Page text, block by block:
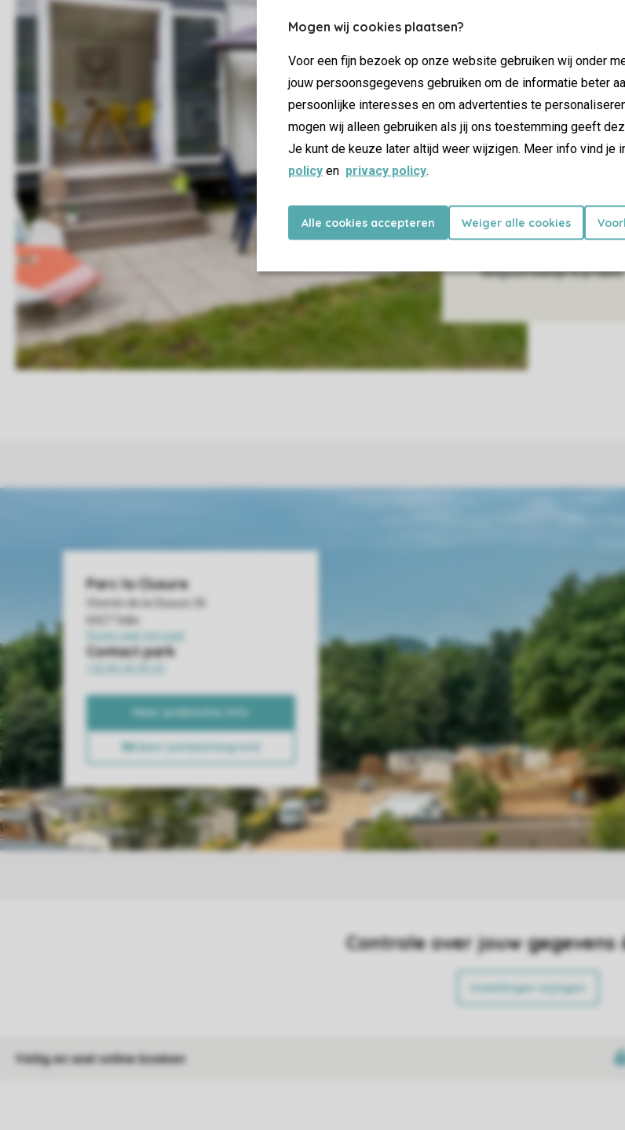
Mogen wij cookies plaatsen?
Voor een fijn bezoek op onze website gebruiken wij onder
jouw persoonsgegevens gebruiken om de informatie beter
persoonlijke interesses en om advertenties te
mogen wij alleen gebruiken als jij ons toestemming geeft
Je kunt de keuze later altijd weer wijzigen. Meer info vind je
policy en privacy policy.
Alle cookies accepteren Weiger alle cookies
Op dit rustige
terwijl je geniet van de
van de verkoelende
rangers weten niet wat
tocht met een kompas
tieners uit voor een
zult zien dat dat moeilijker
Het heuvelachtige
op de mountainbike. Of
water te verkennen? Na
het verwarmde
Belgisch biertje in je hand.
Controle over jouw gegevens
Instellingen wijzigen
Veilig en snel online boeken